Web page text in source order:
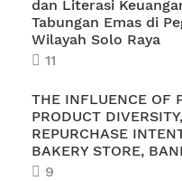
dan Literasi
Tabungan Emas di
Wilayah Solo Raya
11
THE INFLUENCE OF
PRODUCT
REPURCHASE
BAKERY STORE,
9